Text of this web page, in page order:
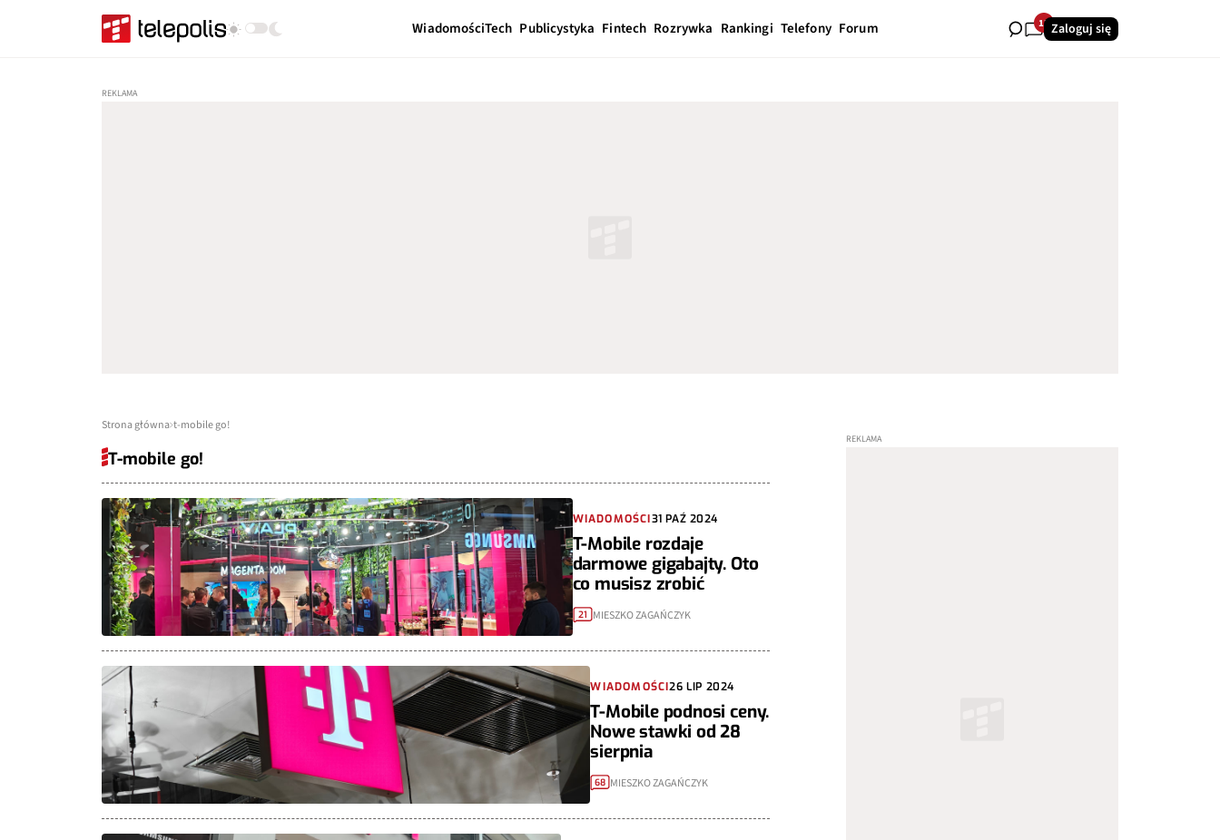
WiadomościTech Publicystyka Fintech Rozrywka Rankingi Telefony Forum 13Zaloguj się
Strona główna t-mobile go!
T-mobile go!
WIADOMOŚCI31 PAŹ 2024
T-Mobile rozdaje
darmowe gigabajty. Oto
co musisz zrobić
21 MIESZKO ZAGAŃCZYK
WIADOMOŚCI26 LIP 2024
T-Mobile podnosi ceny.
Nowe stawki od 28
sierpnia
68 MIESZKO ZAGAŃCZYK